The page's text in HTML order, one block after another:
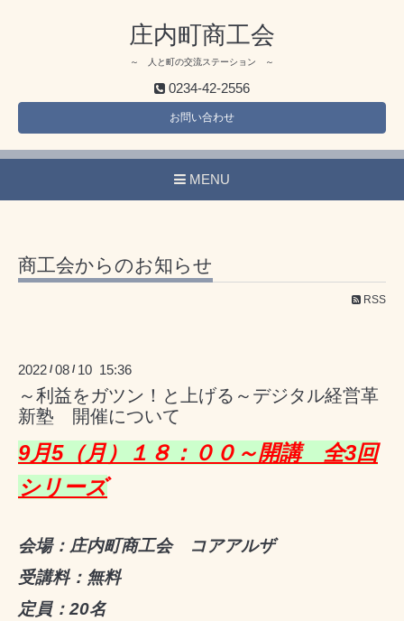
庄内町商工会
～ 人と町の交流ステーション ～
0234-42-2556
お問い合わせ
MENU
商工会からのお知らせ
RSS
2022 /08 / 10 15:36
～利益をガツン！と上げる～デジタル経営革
新塾 開催について
9月5（月）１８：００～開講 全3回
シリーズ
会場：庄内町商工会 コアアルザ
受講料：無料
定員：20名